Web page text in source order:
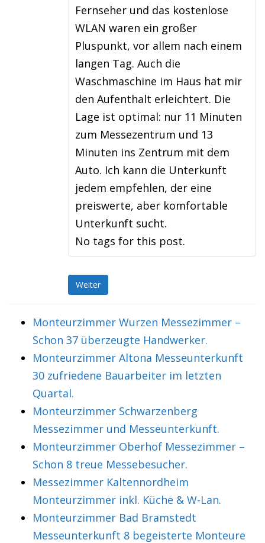
Fernseher und das kostenlose
WLAN waren ein großer
Pluspunkt, vor allem nach einem
langen Tag. Auch die
Waschmaschine im Haus hat mir
den Aufenthalt erleichtert. Die
Lage ist optimal: nur 11 Minuten
zum Messezentrum und 13
Minuten ins Zentrum mit dem
Auto. Ich kann die Unterkunft
jedem empfehlen, der eine
preiswerte, aber komfortable
Unterkunft sucht.
No tags for this post.
Weiter
Monteurzimmer Wurzen Messezimmer –
Schon 37 überzeugte Handwerker.
Monteurzimmer Altona Messeunterkunft
30 zufriedene Bauarbeiter im letzten
Quartal.
Monteurzimmer Schwarzenberg
Messezimmer und Messeunterkunft.
Monteurzimmer Oberhof Messezimmer –
Schon 8 treue Messebesucher.
Messezimmer Kaltennordheim
Monteurzimmer inkl. Küche & W-Lan.
Monteurzimmer Bad Bramstedt
Messeunterkunft 8 begeisterte Monteure